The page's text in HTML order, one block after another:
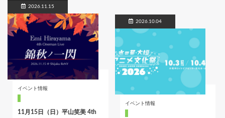
2026.11.15
イベント情報
11月15日（日）平山笑美 4th
2026.10.04
イベント情報